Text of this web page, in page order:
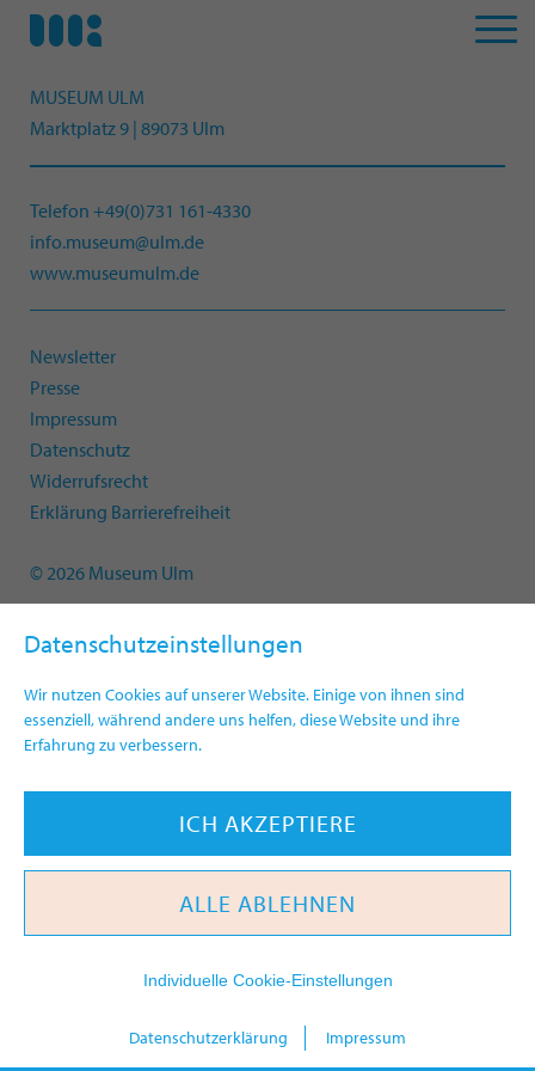
Datenschutzeinstellungen
Wir nutzen Cookies auf unserer Website. Einige von ihnen sind
essenziell, während andere uns helfen, diese Website und ihre
Erfahrung zu verbessern.
ICH AKZEPTIERE
ALLE ABLEHNEN
Individuelle Cookie-Einstellungen
Datenschutzerklärung Impressum
MUSEUM ULM
Marktplatz 9 | 89073 Ulm
Telefon +49(0)731 161-4330
info.museum@ulm.de
www.museumulm.de
Newsletter
Presse
Impressum
Datenschutz
Widerrufsrecht
Erklärung Barrierefreiheit
© 2026 Museum Ulm